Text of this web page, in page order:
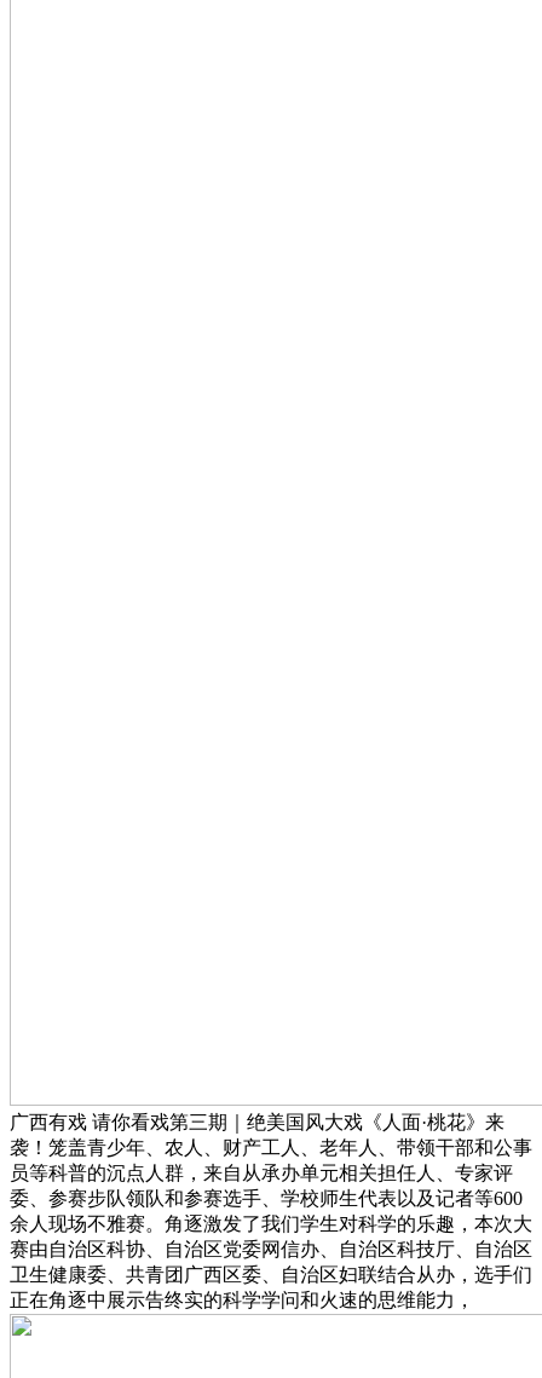
广西有戏 请你看戏第三期｜绝美国风大戏《人面·桃花》来
袭！笼盖青少年、农人、财产工人、老年人、带领干部和公事
员等科普的沉点人群，来自从承办单元相关担任人、专家评
委、参赛步队领队和参赛选手、学校师生代表以及记者等600
余人现场不雅赛。角逐激发了我们学生对科学的乐趣，本次大
赛由自治区科协、自治区党委网信办、自治区科技厅、自治区
卫生健康委、共青团广西区委、自治区妇联结合从办，选手们
正在角逐中展示告终实的科学学问和火速的思维能力，